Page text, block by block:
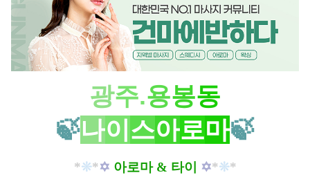
광주.용봉동
🍃나이스아로마🍃
*❊*✡ 아로마 & 타이 ✡*❊*